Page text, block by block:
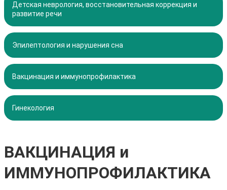
Детская неврология, восстановительная коррекция и
развитие речи
Эпилептология и нарушения сна
Вакцинация и иммунопрофилактика
Гинекология
ВАКЦИНАЦИЯ и
ИММУНОПРОФИЛАКТИКА